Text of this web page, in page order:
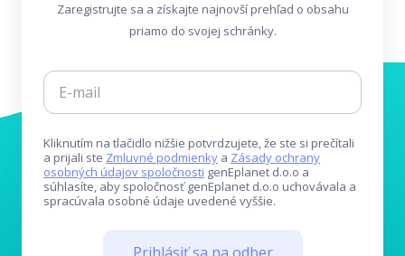
Zaregistrujte sa a získajte najnovší prehľad o obsahu
priamo do svojej schránky.
Kliknutím na tlačidlo nižšie potvrdzujete, že ste si prečítali
a prijali ste Zmluvné podmienky a Zásady ochrany
osobných údajov spoločnosti genEplanet d.o.o a
súhlasíte, aby spoločnosť genEplanet d.o.o uchovávala a
spracúvala osobné údaje uvedené vyššie.